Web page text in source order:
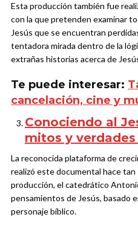
Esta producción también fue
con la que pretenden examinar
Jesús que se encuentran
tentadora mirada dentro de la
extrañas historias acerca de
Te puede interesar:
cancelación, cine y
Conociendo al
mitos y
La reconocida plataforma de
realizó este documental hace tan
producción, el catedrático
pensamientos de Jesús, basado
personaje bíblico.